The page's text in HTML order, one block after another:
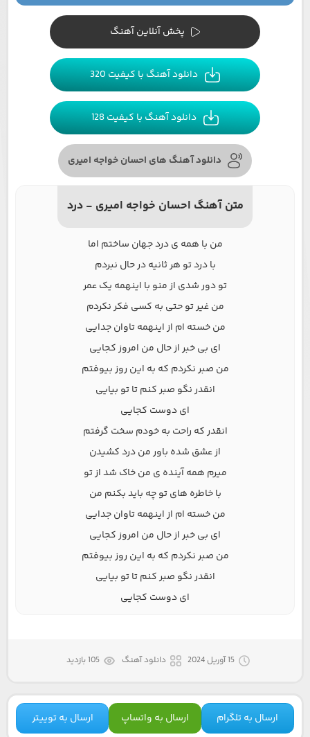
پخش آنلاین آهنگ
دانلود آهنگ با کیفیت 320
دانلود آهنگ با کیفیت 128
دانلود آهنگ های احسان خواجه امیری
متن آهنگ احسان خواجه امیری - درد
من با همه ی درد جهان ساختم اما
با درد تو هر ثانیه در حال نبردم
تو دور شدی از منو با اینهمه یک عمر
من غیر تو حتی به کسی فکر نکردم
من خسته ام از اینهمه تاوان جدایی
ای بی خبر از حال من امروز کجایی
من صبر نکردم که به این روز بیوفتم
انقدر نگو صبر کنم تا تو بیایی
ای دوست کجایی
انقدر که راحت به خودم سخت گرفتم
از عشق شده باور من درد کشیدن
میرم همه آینده ی من خاک شد از تو
با خاطره های تو چه باید بکنم من
من خسته ام از اینهمه تاوان جدایی
ای بی خبر از حال من امروز کجایی
من صبر نکردم که به این روز بیوفتم
انقدر نگو صبر کنم تا تو بیایی
ای دوست کجایی
15 آوریل 2024 دانلود آهنگ 105 بازدید
ارسال به تلگرام ارسال به واتساپ ارسال به توییتر